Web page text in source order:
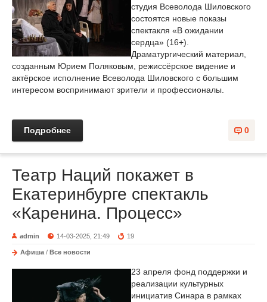
студия Всеволода Шиловского
состоятся новые показы
спектакля «В ожидании
сердца» (16+).
Драматургический материал,
созданным Юрием Поляковым, режиссёрское видение и
актёрское исполнение Всеволода Шиловского с большим
интересом воспринимают зрители и профессионалы.
0
Подробнее
Театр Наций покажет в
Екатеринбурге спектакль
«Каренина. Процесс»
admin 14-03-2025, 21:49 19
Афиша / Все новости
23 апреля фонд поддержки и
реализации культурных
инициатив Синара в рамках